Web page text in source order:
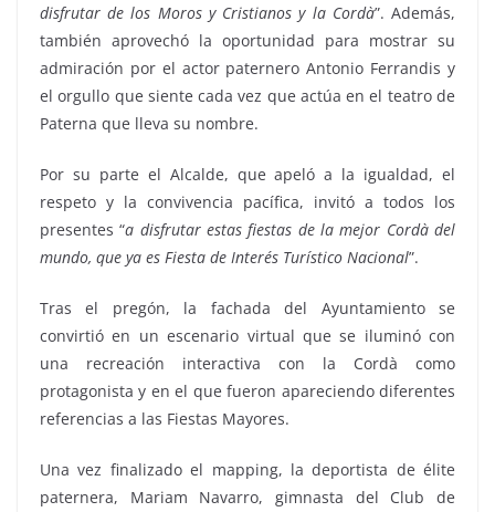
disfrutar de los Moros y Cristianos y la Cordà”. Además,
también aprovechó la oportunidad para mostrar su
admiración por el actor paternero Antonio Ferrandis y
el orgullo que siente cada vez que actúa en el teatro de
Paterna que lleva su nombre.
Por su parte el Alcalde, que apeló a la igualdad, el
respeto y la convivencia pacífica, invitó a todos los
presentes “a disfrutar estas fiestas de la mejor Cordà del
mundo, que ya es Fiesta de Interés Turístico Nacional”.
Tras el pregón, la fachada del Ayuntamiento se
convirtió en un escenario virtual que se iluminó con
una recreación interactiva con la Cordà como
protagonista y en el que fueron apareciendo diferentes
referencias a las Fiestas Mayores.
Una vez finalizado el mapping, la deportista de élite
paternera, Mariam Navarro, gimnasta del Club de